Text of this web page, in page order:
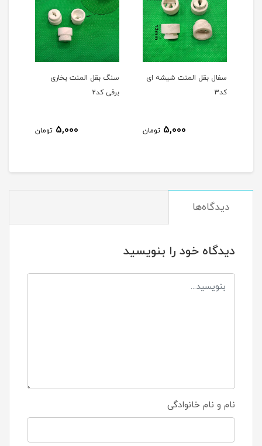
سفال بقل المنت شیشه ای
تومان
سنگ بقل المنت بخاری
تومان
دیدگاه‌ها
دیدگاه خود را بنویسید
نام و نام خانوادگی